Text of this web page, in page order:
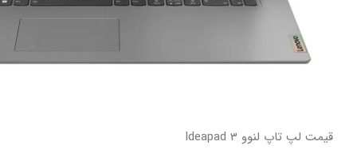
قیمت لپ تاپ لنوو Ideapad 3